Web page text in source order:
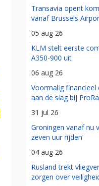
Transavia opent
vanaf Brussels
05 aug 26
KLM stelt eerste
A350-900 uit
06 aug 26
Voormalig financieel
aan de slag bij
31 jul 26
Groningen vanaf nu
zeven uur rijden'
04 aug 26
Rusland trekt
zorgen over